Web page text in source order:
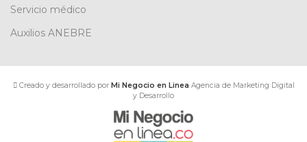
Servicio médico
Auxilios ANEBRE
Creado y desarrollado por Mi Negocio en Linea Agencia de Marketing Digital
y Desarrollo